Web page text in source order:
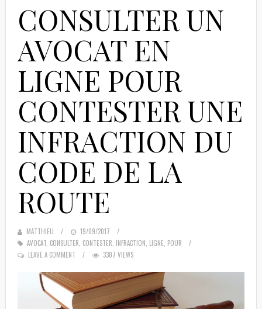
CONSULTER UN
AVOCAT EN
LIGNE POUR
CONTESTER UNE
INFRACTION DU
CODE DE LA
ROUTE
MATTHIEU
POSTED
ON
19/09/2017
AVOCAT, CONSULTER CONTESTER INFRACTION LIGNE POUR
LEAVE A COMMENT
3307 VIEWS